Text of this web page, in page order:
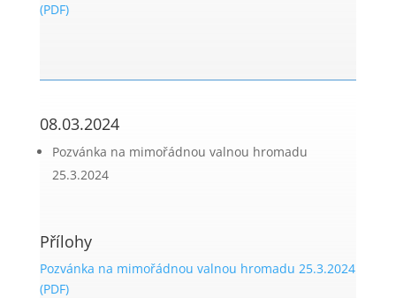
(PDF)
08.03.2024
Pozvánka na mimořádnou valnou hromadu
25.3.2024
Přílohy
Pozvánka na mimořádnou valnou hromadu 25.3.2024
(PDF)